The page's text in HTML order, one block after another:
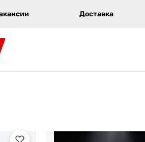
Доставка